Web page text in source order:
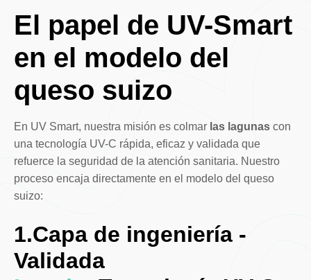
El papel de UV-Smart
en el modelo del
queso suizo
En UV Smart, nuestra misión es colmar las lagunascon
una tecnología UV-C rápida, eficaz y validada que
refuerce la seguridad de la atención sanitaria. Nuestro
proceso encaja directamente en el modelo del queso
suizo:
1.Capa de ingeniería -
Validada